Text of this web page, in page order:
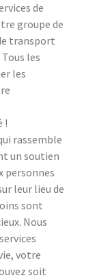
de
groupe de
transport
les
les
!
rassemble
un soutien
personnes
leur lieu de
sont
Nous
votre
soit